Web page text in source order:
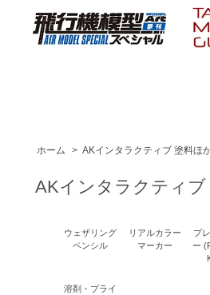
ホーム > AKインタラクティブ 塗料ほ
AKインタラクティブ
ウェザリング
ペンシル
リアルカラー
マーカー
プ
ー
溶剤・プライ